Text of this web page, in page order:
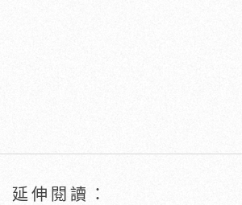
延伸閱讀：